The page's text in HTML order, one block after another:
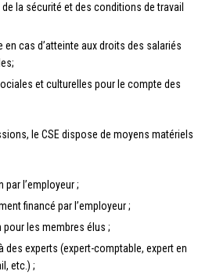
la sécurité et des conditions de travail
en cas d’atteinte aux droits des salariés
et culturelles pour le compte des
le CSE dispose de moyens matériels
l’employeur ;
financé par l’employeur ;
les membres élus ;
des experts (expert-comptable, expert en
etc.) ;